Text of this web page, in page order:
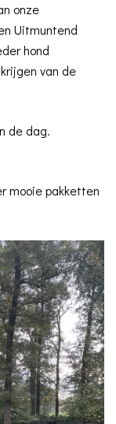
onze
Uitmuntend
hond
van de
de dag.
mooie pakketten